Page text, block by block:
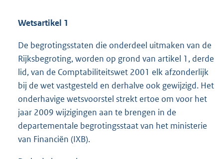
Wetsartikel 1
De begrotingsstaten die onderdeel uitmaken van de
Rijksbegroting, worden op grond van artikel 1, derde
lid, van de Comptabiliteitswet 2001 elk afzonderlijk
bij de wet vastgesteld en derhalve ook gewijzigd. Het
onderhavige wetsvoorstel strekt ertoe om voor het
jaar 2009 wijzigingen aan te brengen in de
departementale begrotingsstaat van het ministerie
van Financiën (IXB).